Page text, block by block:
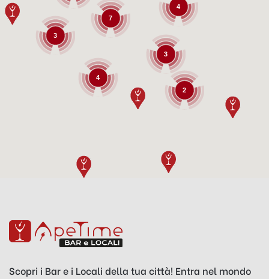
2
7
4
3
4
3
Scopri i Bar e i Locali della tua città! Entra nel mondo